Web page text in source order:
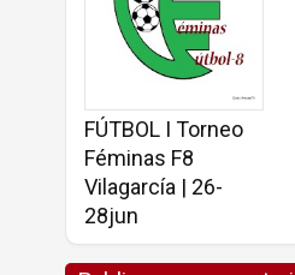
FÚTBOL I Torneo
Féminas F8
Vilagarcía | 26-
28jun